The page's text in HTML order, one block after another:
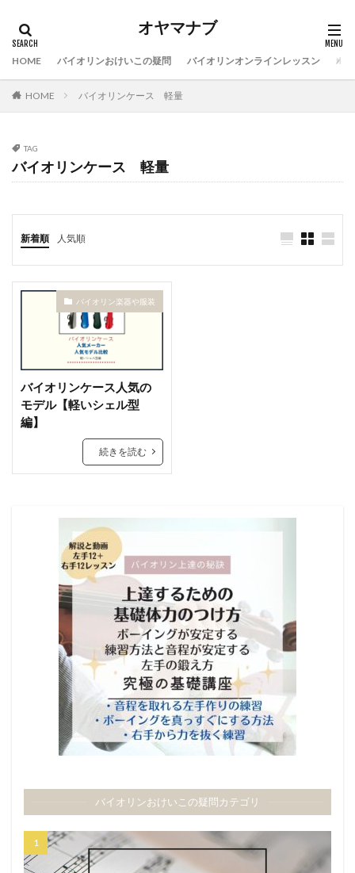
オヤマナブ
HOME バイオリンおけいこの疑問 バイオリンオンラインレッスン バ
HOME バイオリンケース 軽量
TAG
バイオリンケース 軽量
新着順 人気順
バイオリン楽器や服装
バイオリンケース人気の
モデル【軽いシェル型
編】
続きを読む
バイオリンおけいこの疑問カテゴリ